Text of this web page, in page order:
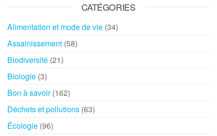
CATÉGORIES
Alimentation et mode de vie (34)
Assainissement (58)
Biodiversité (21)
Biologie (3)
Bon à savoir(162)
Déchets et pollutions (63)
Écologie (96)